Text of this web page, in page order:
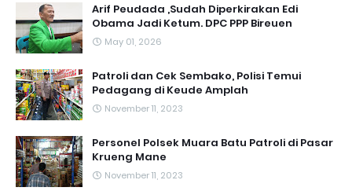
Arif Peudada ,Sudah Diperkirakan Edi
Obama Jadi Ketum. DPC PPP Bireuen
May 01, 2026
Patroli dan Cek Sembako, Polisi Temui
Pedagang di Keude Amplah
November 11, 2023
Personel Polsek Muara Batu Patroli di Pasar
Krueng Mane
November 11, 2023